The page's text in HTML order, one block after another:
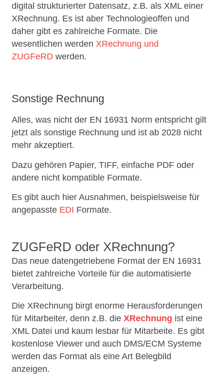
digital strukturierter Datensatz, z.B. als XML einer
XRechnung. Es ist aber Technologieoffen und
daher gibt es zahlreiche Formate. Die
wesentlichen werden XRechnung und
ZUGFeRD werden.
Sonstige Rechnung
Alles, was nicht der EN 16931 Norm entspricht gilt
jetzt als sonstige Rechnung und ist ab 2028 nicht
mehr akzeptiert.
Dazu gehören Papier, TIFF, einfache PDF oder
andere nicht kompatible Formate.
Es gibt auch hier Ausnahmen, beispielsweise für
angepasste EDI Formate.
ZUGFeRD oder XRechnung?
Das neue datengetriebene Format der EN 16931
bietet zahlreiche Vorteile für die automatisierte
Verarbeitung.
Die XRechnung birgt enorme Herausforderungen
für Mitarbeiter, denn z.B. die XRechnung ist eine
XML Datei und kaum lesbar für Mitarbeite. Es gibt
kostenlose Viewer und auch DMS/ECM Systeme
werden das Format als eine Art Belegbild
anzeigen.